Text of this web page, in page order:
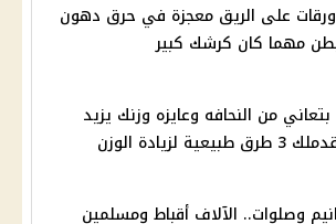
3 ورقات على الريق معجزة في حرق دهون
مهما كان كرشك كبير
بتعاني من النحافه وعايزه وزنك يزيد
طبيعية لزيادة الوزن
وصلوات.. الآلاف أقباط ومسلمين